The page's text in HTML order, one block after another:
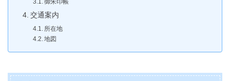
交通案内
所在地
地図